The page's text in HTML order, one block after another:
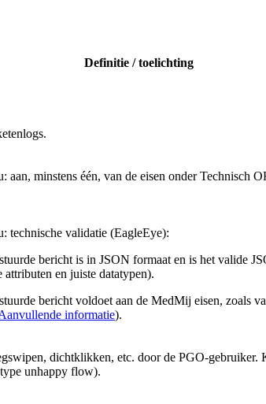
Definitie / toelichting
aan, minstens één, van de eisen onder Technisch
technische validatie (EagleEye):
bericht is in JSON formaat en is het valide
attributen en juiste datatypen).
bericht voldoet aan de MedMij eisen, zoals
informatie).
dichtklikken, etc. door de PGO-gebruiker.
unhappy flow).